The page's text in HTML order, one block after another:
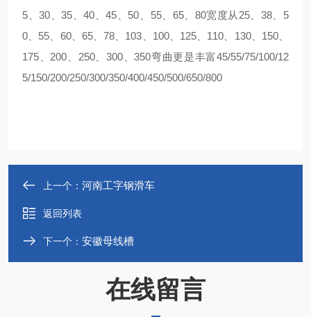
5、30、35、40、45、50、55、65、80宽度从25、38、5
0、55、60、65、78、103、100、125、110、130、150、
175、200、250、300、350弯曲更是丰富45/55/75/100/12
5/150/200/250/300/350/400/450/500/650/800
上一个： 河南工字钢滑车
返回列表
下一个： 安徽母线槽
在线留言